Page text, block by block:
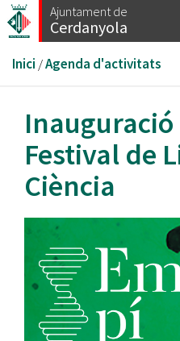
Vés
al
Ajuntament de
Cerdanyola
Esteu
aquí
Inici /Agenda d'activitats
Festival de
Ciència